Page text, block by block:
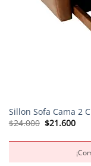
Sillon Sofa Cama 2
$24.000 El
precio
era:
$24.000.
$21.600El
es: